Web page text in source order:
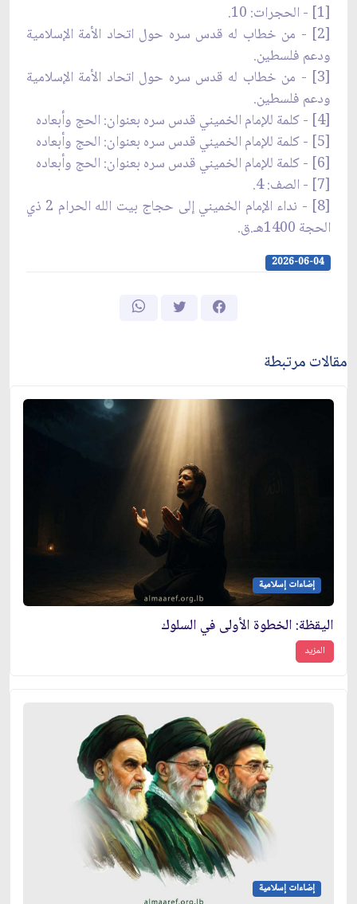
[1] - الحجرات: 10.
[2] - من خطاب له قدس سره حول اتحاد الأمة الإسلامية
ودعم فلسطين.
[3] - من خطاب له قدس سره حول اتحاد الأمة الإسلامية
ودعم فلسطين.
[4] - كلمة للإمام الخميني قدس سره بعنوان: الحج وأبعاده
[5] - كلمة للإمام الخميني قدس سره بعنوان: الحج وأبعاده
[6] - كلمة للإمام الخميني قدس سره بعنوان: الحج وأبعاده
[7] - الصف: 4.
[8] - نداء الإمام الخميني إلى حجاج بيت الله الحرام 2 ذي
الحجة 1400هـ.ق.
2026-06-04
مقالات مرتبطة
إضاءات إسلامية
اليقظة: الخطوة الأولى في السلوك
المزيد
إضاءات إسلامية